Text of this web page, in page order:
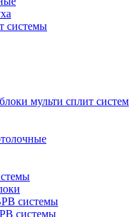
системы
мульти сплит систем
системы
системы